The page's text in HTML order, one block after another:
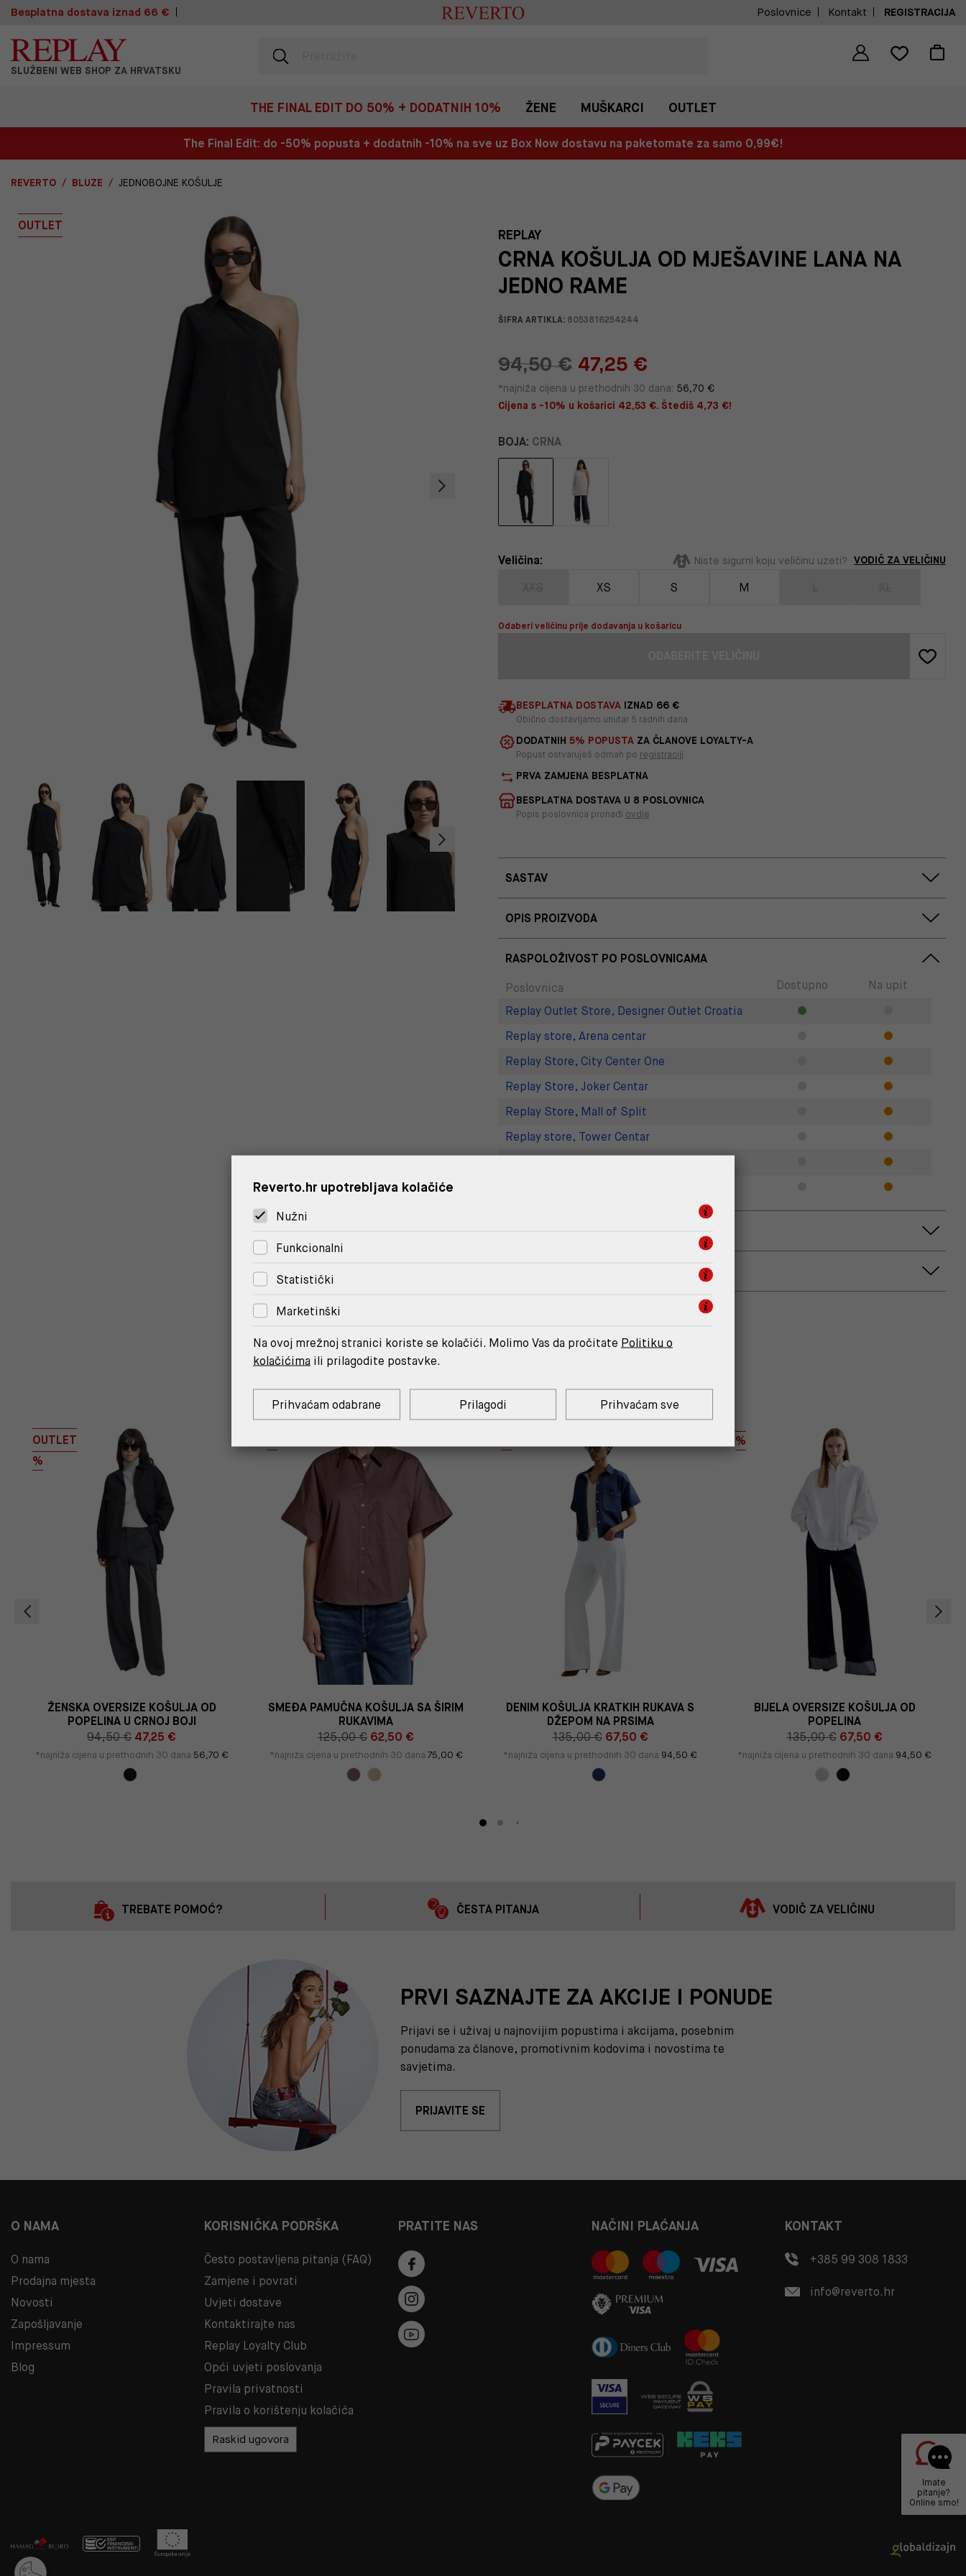
Besplatna dostava iznad 66 € Poslovnice Kontakt REGISTRACIJA
SLUŽBENI WEB SHOP ZA HRVATSKU
THE FINAL EDIT DO 50% + DODATNIH 10% ŽENE MUŠKARCI OUTLET
The Final Edit: do -50% popusta + dodatnih -10% na sve uz Box Now dostavu na paketomate za samo 0,99€!
REVERTO BLUZE JEDNOBOJNE KOŠULJE
OUTLET
REPLAY
CRNA KOŠULJA OD MJEŠAVINE LANA NA
JEDNO RAME
ŠIFRA ARTIKLA:8053816254244
94,50 € 47,25 €
*najniža cijena u prethodnih 30 dana: 56,70 €
Cijena s -10% u košarici 42,53 €. Štediš 4,73 €!
BOJA: CRNA
Veličina: Niste sigurni koju veličinu uzeti? VODIČ ZA VELIČINU
XS S M
Odaberi veličinu prije dodavanja u košaricu
BESPLATNA DOSTAVAIZNAD 66 €
Obično dostavljamo unutar 5 radnih dana
DODATNIH 5% POPUSTAZA ČLANOVE LOYALTY-A
Popust ostvaruješ odmah po registraciji
PRVA ZAMJENA BESPLATNA
BESPLATNA DOSTAVA U 8 POSLOVNICA
Popis poslovnica pronađi ovdje
SASTAV
OPIS PROIZVODA
RASPOLOŽIVOST PO POSLOVNICAMA
Poslovnica
Dostupno
Na upit
Replay Outlet Store, Designer Outlet Croatia
Replay store, Arena centar
Replay Store, City Center One
Replay Store, Joker Centar
Replay Store, Mall of Split
Replay store, Tower Centar
MOŽDA ĆE TI SE SVIDJETI
OUTLET
%
ŽENSKA OVERSIZE KOŠULJA OD
POPELINA U CRNOJ BOJI
94,50 € 47,25 €
*najniža cijena u prethodnih 30 dana 56,70 €
SMEĐA PAMUČNA KOŠULJA SA ŠIRIM
RUKAVIMA
125,00 € 62,50 €
*najniža cijena u prethodnih 30 dana 75,00 €
DENIM KOŠULJA KRATKIH RUKAVA S
DŽEPOM NA PRSIMA
135,00 € 67,50 €
*najniža cijena u prethodnih 30 dana 94,50 €
%
BIJELA OVERSIZE KOŠULJA OD
POPELINA
135,00 € 67,50 €
*najniža cijena u prethodnih 30 dana 94,50 €
TREBATE POMOĆ? ČESTA PITANJA VODIČ ZA VELIČINU
PRVI SAZNAJTE ZA AKCIJE I PONUDE
Prijavi se i uživaj u najnovijim popustima i akcijama, posebnim
ponudama za članove, promotivnim kodovima i novostima te
savjetima.
PRIJAVITE SE
O NAMA
O nama
Prodajna mjesta
Novosti
Zapošljavanje
Impressum
Blog
KORISNIČKA PODRŠKA
Često postavljena pitanja (FAQ)
Zamjene i povrati
Uvjeti dostave
Kontaktirajte nas
Replay Loyalty Club
Opći uvjeti poslovanja
Pravila privatnosti
Pravila o korištenju kolačića
Raskid ugovora
PRATITE NAS NAČINI PLAĆANJA KONTAKT
+385 99 308 1833
info@reverto.hr
Imate
pitanje?
Online smo!
Reverto.hr upotrebljava kolačiće
Nužni
Funkcionalni
Statistički
Marketinški
Na ovoj mrežnoj stranici koriste se kolačići. Molimo Vas da pročitate Politiku o
kolačićima ili prilagodite postavke.
Prihvaćam odabrane Prilagodi Prihvaćam sve